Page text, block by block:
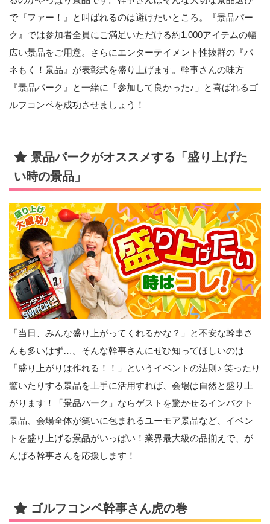
で『ファー！』と叫ばれるのは避けたいところ。『景品パー
ク』では参加者全員にご満足いただける約1,000アイテムの幅
広い景品をご用意。さらにエンターテイメント性抜群の『パ
ネもく！景品』が表彰式を盛り上げます。幹事さんの味方
『景品パーク』と一緒に「参加して良かった♪」と喜ばれるゴ
ルフコンペを成功させましょう！
景品パークがオススメする「盛り上げた
い時の景品」
「当日、みんな盛り上がってくれるかな？」と不安な幹事さ
んも多いはず…。そんな幹事さんにぜひ知ってほしいのは
「盛り上がりは作れる！！」というイベントの法則♪ 笑ったり
驚いたりする景品を上手に活用すれば、会場は自然と盛り上
がります！「景品パーク」ならゲストを驚かせるインパクト
景品、会場全体が笑いに包まれるユーモア景品など、イベン
トを盛り上げる景品がいっぱい！業界最大級の品揃えで、が
んばる幹事さんを応援します！
ゴルフコンペ幹事さん虎の巻